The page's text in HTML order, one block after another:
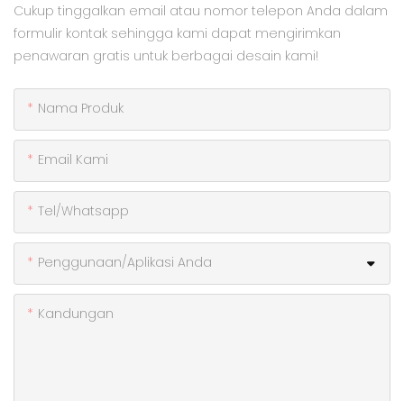
Cukup tinggalkan email atau nomor telepon Anda dalam
formulir kontak sehingga kami dapat mengirimkan
penawaran gratis untuk berbagai desain kami!
Nama Produk
Email Kami
Tel/whatsapp
Penggunaan/Aplikasi Anda
Kandungan